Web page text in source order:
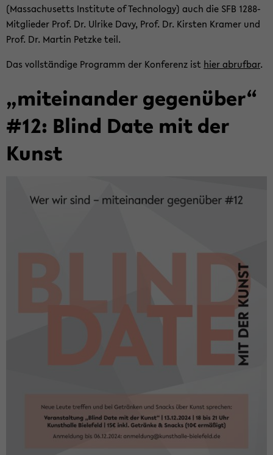
(Mas­sa­chu­setts In­sti­tu­te of Tech­no­lo­gy) auch die SFB 1288-​
Mitglieder Prof. Dr. Ul­ri­ke Davy, Prof. Dr. Kirs­ten Kra­mer und
Prof. Dr. Mar­tin Petz­ke teil.
Das voll­stän­di­ge Pro­gramm der Kon­fe­renz ist hier ab­ruf­bar.
„mit­ein­an­der ge­gen­über“
#12: Blind Date mit der
Kunst